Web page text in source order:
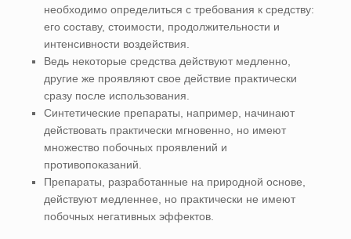
необходимо определиться с требования к средству:
его составу, стоимости, продолжительности и
интенсивности воздействия.
Ведь некоторые средства действуют медленно,
другие же проявляют свое действие практически
сразу после использования.
Синтетические препараты, например, начинают
действовать практически мгновенно, но имеют
множество побочных проявлений и
противопоказаний.
Препараты, разработанные на природной основе,
действуют медленнее, но практически не имеют
побочных негативных эффектов.